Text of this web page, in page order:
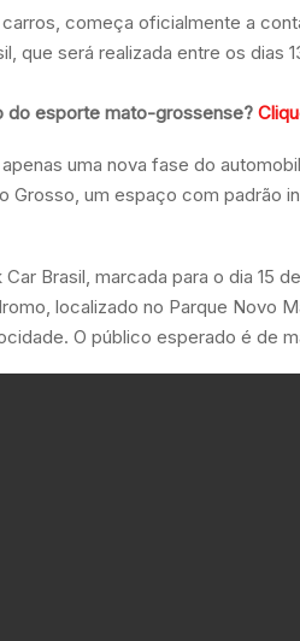
começa oficialmente a
que será realizada entre os dias
do esporte mato-grossense?
uma nova fase do
Grosso, um espaço com padrão
Car Brasil, marcada para o dia 15
localizado no Parque Novo
O público esperado é de